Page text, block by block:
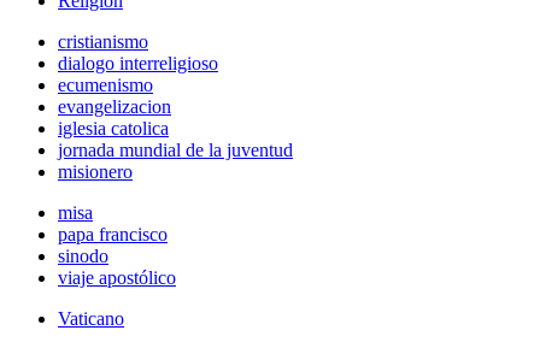
cristianismo
dialogo interreligioso
ecumenismo
evangelizacion
iglesia catolica
jornada mundial de la juventud
misionero
misa
papa francisco
sinodo
viaje apostólico
Vaticano